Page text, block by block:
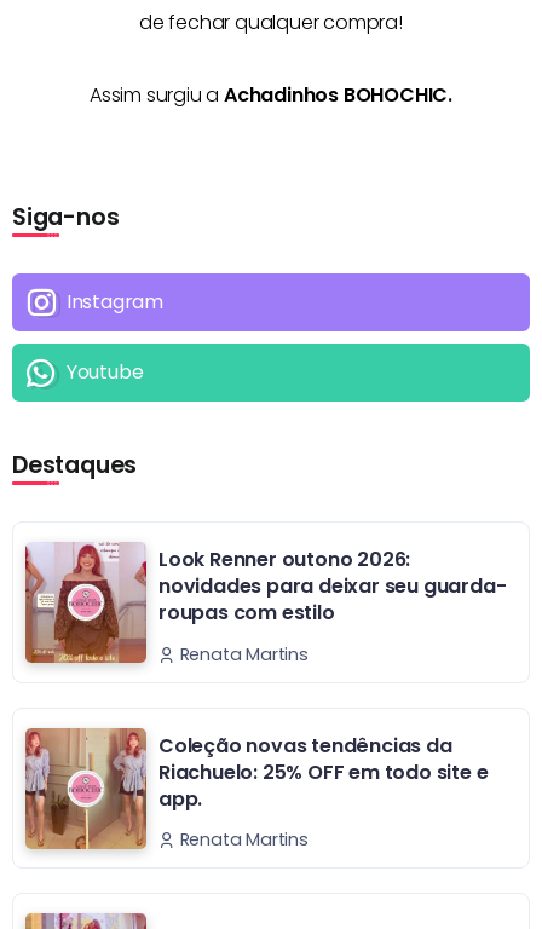
de fechar qualquer compra!
Assim surgiu a Achadinhos BOHOCHIC.
Siga-nos
Instagram
Youtube
Destaques
Look Renner outono 2026:
novidades para deixar seu guarda-
roupas com estilo
Renata Martins
Coleção novas tendências da
Riachuelo: 25% OFF em todo site e
app.
Renata Martins